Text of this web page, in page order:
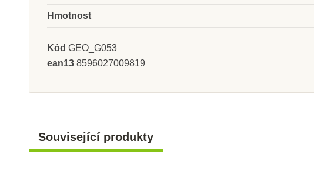
Nienhuis - Popisky k
tvarům pevniny a vodních
1 759 Kč
Hmotnost
Kód GEO_G053
ean13 8596027009819
Související produkty